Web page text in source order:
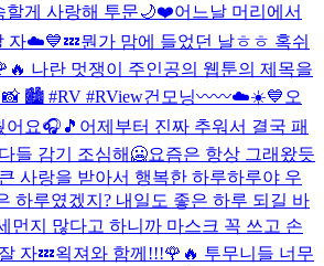
할게 사랑해 투문🌙❤️어느날 머리에서
자☁️💙💤뭔가 맘에 들었던 날ㅎㅎ 혹쉬
나란 멋쟁이 주인공의 웹툰의 제목을
📸 🏙 #RV #RView건모닝〰〰☁️☀️💙 오
어요🎧🎵 어제부터 진짜 추워서 결국 패
들 감기 조심해🥶요즘은 항상 그래왔듯
사랑을 받아서 행복한 하루하루야 우
하루였겠지? 내일도 좋은 하루 되길 바
지 많다고 하니까 마스크 꼭 쓰고 손
자💤왹져와 함께!!!🌹🔥 투무니들 너무